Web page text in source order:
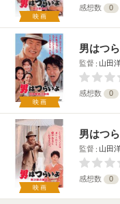
映画
感想数 0
映画
男はつ
監督 山田
感想数 0
映画
男はつ
監督 山田
感想数 0